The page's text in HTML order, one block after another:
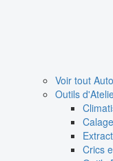
Voir tout
Outils
Crics